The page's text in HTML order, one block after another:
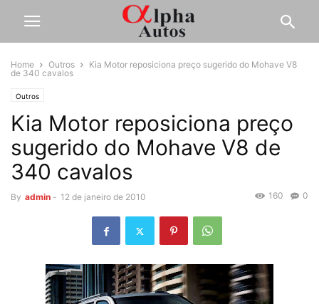
Home Outros
Kia Motor reposiciona preço sugerido do Mohave V8
de 340 cavalos
Outros
Kia Motor reposiciona preço
sugerido do Mohave V8 de
340 cavalos
By admin - 12 de janeiro de 2010 0
160